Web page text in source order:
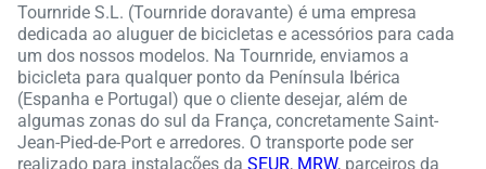
Tournride S.L. (Tournride doravante) é uma empresa
dedicada ao aluguer de bicicletas e acessórios para cada
um dos nossos modelos. Na Tournride, enviamos a
bicicleta para qualquer ponto da Península Ibérica
(Espanha e Portugal) que o cliente desejar, além de
algumas zonas do sul da França, concretamente Saint-
Jean-Pied-de-Port e arredores. O transporte pode ser
realizado para instalações da SEUR, MRW, parceiros da